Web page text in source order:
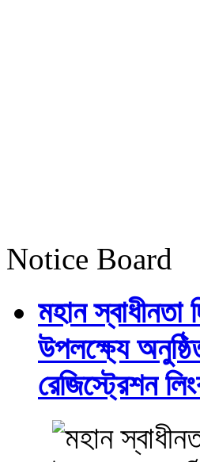
Notice Board
মহান
উপলক্ষ্যে
রেজিস্ট্রেশন